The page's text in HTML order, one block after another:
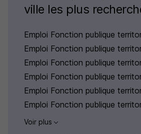
ville les plus
Emploi Fonction publique
Emploi Fonction publique
Emploi Fonction publique
Emploi Fonction publique
Emploi Fonction publique
Emploi Fonction publique
Voir plus